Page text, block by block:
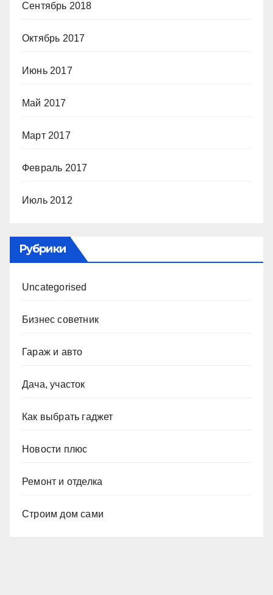
Сентябрь 2018
Октябрь 2017
Июнь 2017
Май 2017
Март 2017
Февраль 2017
Июль 2012
Рубрики
Uncategorised
Бизнес советник
Гараж и авто
Дача, участок
Как выбрать гаджет
Новости плюс
Ремонт и отделка
Строим дом сами